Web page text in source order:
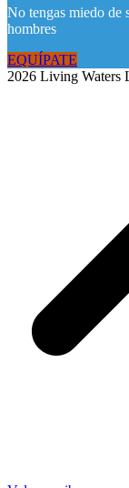
No tengas miedo de
hombres
EQUÍPATE
2026 Living Waters